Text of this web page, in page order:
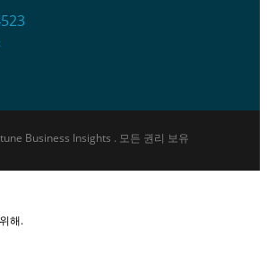
Business Insights . 모든 권리 보유
해.